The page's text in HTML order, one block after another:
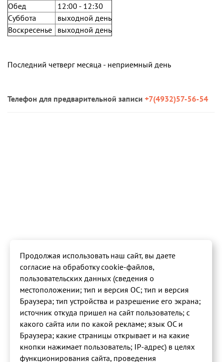
Обед
12:00 - 12:30
Суббота
выходной день
Воскресенье выходной день
Последний четверг месяца - неприемный день
Телефон для предварительной записи +7(4932)57-56-54
Продолжая использовать наш сайт, вы даете
согласие на обработку cookie-файлов,
пользовательских данных (сведения о
местоположении; тип и версия ОС; тип и версия
Браузера; тип устройства и разрешение его экрана;
источник откуда пришел на сайт пользователь; с
какого сайта или по какой рекламе; язык ОС и
Браузера; какие страницы открывает и на какие
кнопки нажимает пользователь; IP-адрес) в целях
функционирования сайта, проведения